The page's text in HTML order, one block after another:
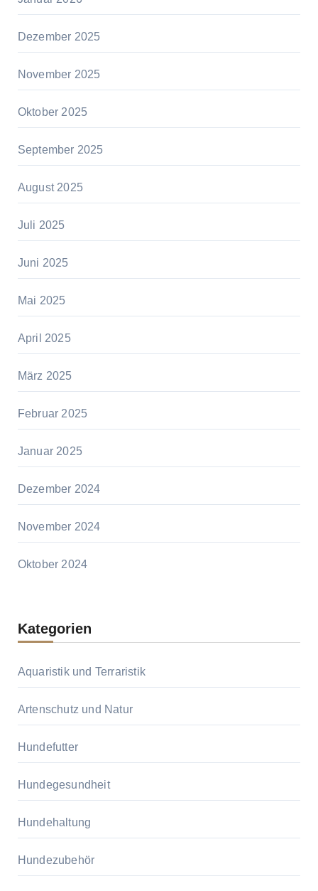
Dezember 2025
November 2025
Oktober 2025
September 2025
August 2025
Juli 2025
Juni 2025
Mai 2025
April 2025
März 2025
Februar 2025
Januar 2025
Dezember 2024
November 2024
Oktober 2024
Kategorien
Aquaristik und Terraristik
Artenschutz und Natur
Hundefutter
Hundegesundheit
Hundehaltung
Hundezubehör